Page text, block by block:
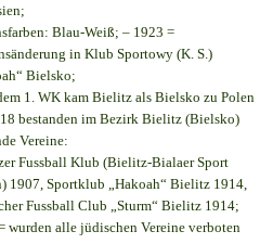
Blau-Weiß; – 1923 =
in Klub Sportowy (K. S.)
Bielsko;
1. WK kam Bielitz als Bielsko zu Polen
bestanden im Bezirk Bielitz (Bielsko)
Vereine:
Fussball Klub (Bielitz-Bialaer Sport
1907, Sportklub „Hakoah“ Bielitz 1914,
Fussball Club „Sturm“ Bielitz 1914;
wurden alle jüdischen Vereine verboten